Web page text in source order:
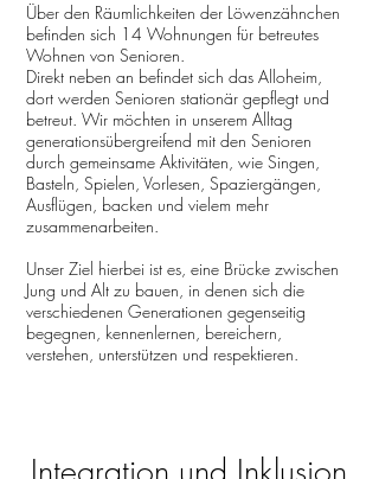
Über den Räumlichkeiten der Löwenzähnchen
befinden sich 14 Wohnungen für betreutes
Wohnen von Senioren.
Direkt neben an befindet sich das Alloheim,
dort werden Senioren stationär gepflegt und
betreut. Wir möchten in unserem Alltag
generationsübergreifend mit den Senioren
durch gemeinsame Aktivitäten, wie Singen,
Basteln, Spielen, Vorlesen, Spaziergängen,
Ausflügen, backen und vielem mehr
zusammenarbeiten.
Unser Ziel hierbei ist es, eine Brücke zwischen
Jung und Alt zu bauen, in denen sich die
verschiedenen Generationen gegenseitig
begegnen, kennenlernen, bereichern,
verstehen, unterstützen und respektieren.